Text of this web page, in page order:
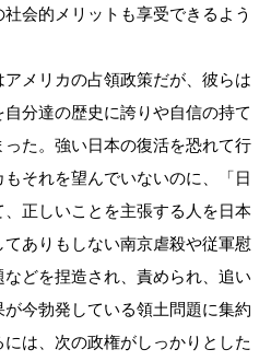
会的メリットも享受できるよう
メリカの占領政策だが、彼らは
分達の歴史に誇りや自信の持て
た。強い日本の復活を恐れて行
それを望んでいないのに、「日
正しいことを主張する人を日本
ありもしない南京虐殺や従軍慰
どを捏造され、責められ、追い
今勃発している領土問題に集約
は、次の政権がしっかりとした